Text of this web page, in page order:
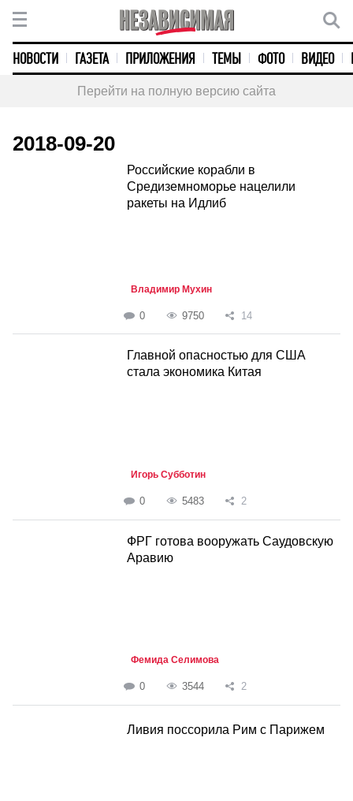
НОВОСТИ ГАЗЕТА ПРИЛОЖЕНИЯ ТЕМЫ ФОТО ВИДЕО
Перейти на полную версию сайта
2018-09-20
Российские корабли в
Средиземноморье нацелили
ракеты на Идлиб
Владимир Мухин
0 9750 14
Главной опасностью для США
стала экономика Китая
Игорь Субботин
0 5483 2
ФРГ готова вооружать Саудовскую
Аравию
Фемида Селимова
0 3544 2
Ливия поссорила Рим с Парижем